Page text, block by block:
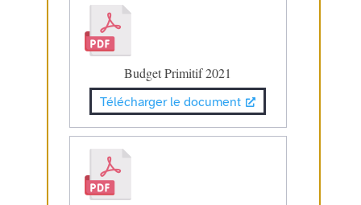
Budget Primitif 2021
Télécharger le document